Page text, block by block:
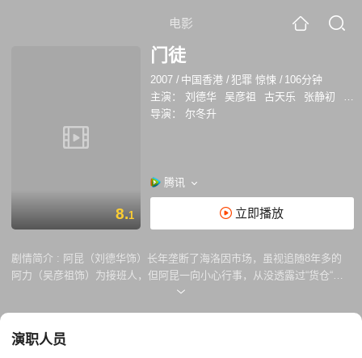
电影
8.1
门徒
2007 / 中国香港 /犯罪 惊悚 / 106分钟
主演：
刘德华 吴彦祖 古天乐 张静初
袁
导演：
尔冬升
腾讯
立即播放
剧情简介 : 阿昆（刘德华饰）长年垄断了海洛因市场，虽视追随8年多的
阿力（吴彦祖饰）为接班人，但阿昆一向小心行事，从没透露过“货仓“、
加工场的位置也未见过其他“同事”。阿昆打算把自己的生意全权交由阿力
的景况却令他对自己边缘人的身份感到更加迷惘。 斗志斗勇的过程中，阿
演职人员